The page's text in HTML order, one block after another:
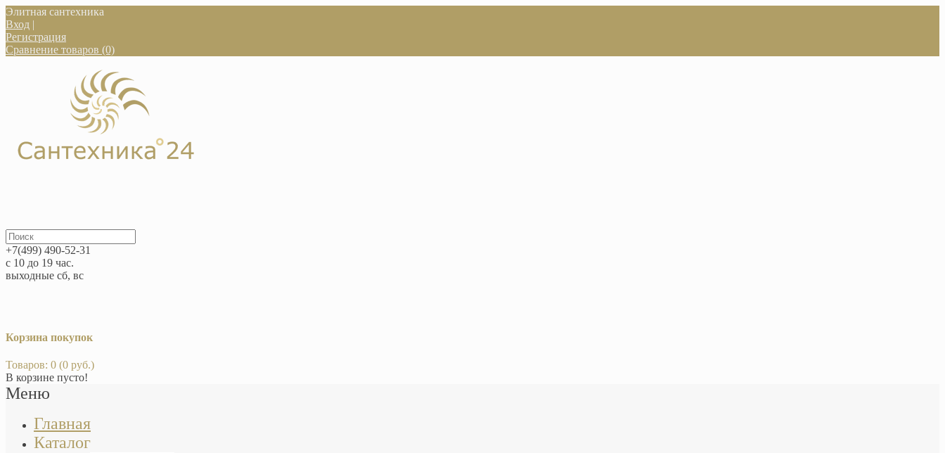
Элитная сантехника
Вход |
Регистрация
Сравнение товаров (0)
+7(499) 490-52-31
с 10 до 19 час.
выходные сб, вс
Корзина покупок
Товаров: 0 (0 руб.)
В корзине пусто!
Меню
Главная
Каталог